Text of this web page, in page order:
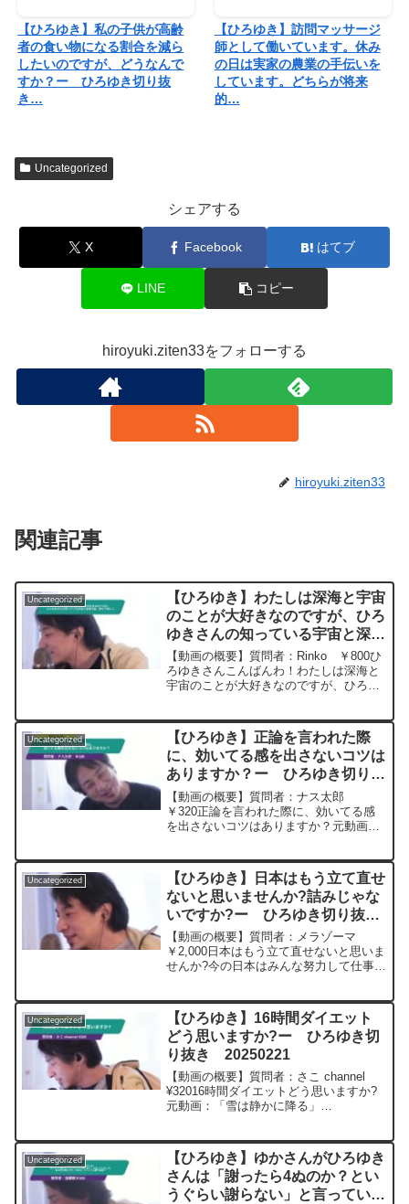
【ひろゆき】私の子供が高齢
者の食い物になる割合を減ら
したいのですが、どうなんで
すか？ー ひろゆき切り抜
き…
【ひろゆき】訪問マッサージ
師として働いています。休み
の日は実家の農業の手伝いを
しています。どちらが将来
的…
Uncategorized
シェアする
X Facebook はてブ
LINE コピー
hiroyuki.ziten33をフォローする
hiroyuki.ziten33
関連記事
Uncategorized
【ひろゆき】わたしは深海と宇宙
のことが大好きなのですが、ひろ
ゆきさんの知っている宇宙と深海
の話あれば教えて欲しいですー
ひろゆき切り抜き 20230317
【動画の概要】質問者：Rinko ￥800ひ
ろゆきさんこんばんわ！わたしは深海と
宇宙のことが大好きなのですが、ひろゆ
のでゆうこさんお疲れ様ですと言って欲
しいです！元動画...
Uncategorized
【ひろゆき】正論を言われた際
に、効いてる感を出さないコツは
ありますか？ー ひろゆき切り抜
き 20250604
【動画の概要】質問者：ナス太郎
￥320正論を言われた際に、効いてる感
を出さないコツはありますか？元動画：
られた質問について、一問一答形式にし
てみました。過去にこんな質問してる...
Uncategorized
【ひろゆき】日本はもう立て直せ
ないと思いませんか?詰みじゃな
いですか?ー ひろゆき切り抜
き 20230323
【動画の概要】質問者：メラゾーマ
￥2,000日本はもう立て直せないと思いま
せんか?今の日本はみんな努力して仕事な
どうしたって一定数いるからみんながみ
んな努力しないと立て直...
Uncategorized
【ひろゆき】16時間ダイエット
どう思いますか?ー ひろゆき切
り抜き 20250221
【動画の概要】質問者：さこ channel
¥32016時間ダイエットどう思いますか?
元動画：「雪は静かに降る」
一問一答形式にしてみました。過去にこ
んな質問...
Uncategorized
【ひろゆき】ゆかさんがひろゆき
さんは「謝ったら4ぬのか？とい
うぐらい謝らない」と言っていま